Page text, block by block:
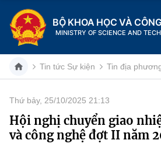
BỘ KHOA HỌC VÀ
MINISTRY OF SCIENCE AND
Danh mục
Trang chủ
Tin tức Sự kiện Tin địa
Thứ bảy, 25/10/2025 21:13
Hội nghị chuyển giao
và công nghệ đợt II năm